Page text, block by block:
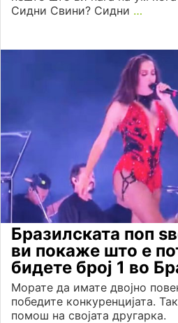
Сидни Свини? Сидни …
Бразилската поп
ви покаже што е
бидете број 1 во
Морате да имате двојно
победите конкуренцијата.
помош на својата другарка.